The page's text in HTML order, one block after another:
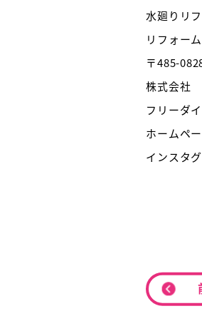
水廻りリ
リフォー
〒485-
株式会社
フリーダ
ホームペ
インスタ